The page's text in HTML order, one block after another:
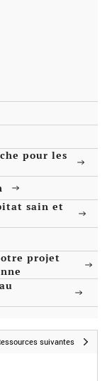
pour les
sain et
projet
suivantes